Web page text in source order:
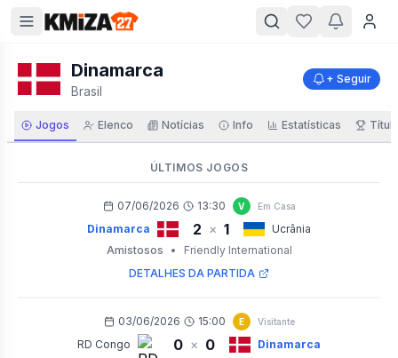
Dinamarca
Brasil
+ Seguir
Jogos Elenco Notícias Info Estatísticas
ÚLTIMOS JOGOS
07/06/2026 13:30 V Em Casa
Dinamarca 2 × 1
Ucrânia
Amistosos
•
Friendly International
DETALHES DA PARTIDA
03/06/2026 15:00 E Visitante
RD Congo 0 × 0
Dinamarca